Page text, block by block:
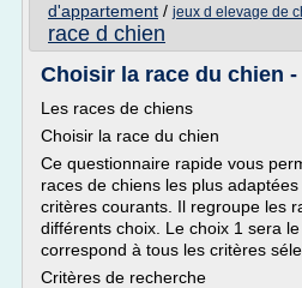
d'appartement / jeux d elevage de
race d chien
Choisir la race du chien
Les races de chiens
Choisir la race du chien
Ce questionnaire rapide vous
races de chiens les plus
critères courants. Il regroupe les
différents choix. Le choix 1 sera
correspond à tous les critères
Critères de recherche